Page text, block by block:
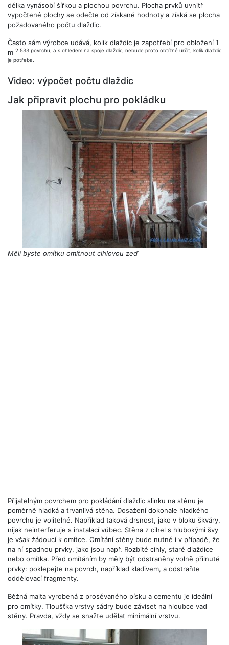
délka vynásobí šířkou a plochou povrchu. Plocha prvků uvnitř
vypočtené plochy se odečte od získané hodnoty a získá se plocha
požadovaného počtu dlaždic.
Často sám výrobce udává, kolik dlaždic je zapotřebí pro obložení 1
m 2 533 povrchu, a s ohledem na spoje dlaždic, nebude proto obtížné určit, kolik dlaždic
je potřeba.
Video: výpočet počtu dlaždic
Jak připravit plochu pro pokládku
Měli byste omítku omítnout cihlovou zeď
Přijatelným povrchem pro pokládání dlaždic slinku na stěnu je
poměrně hladká a trvanlivá stěna. Dosažení dokonale hladkého
povrchu je volitelné. Například taková drsnost, jako v bloku škváry,
nijak neinterferuje s instalací vůbec. Stěna z cihel s hlubokými švy
je však žádoucí k omítce. Omítání stěny bude nutné i v případě, že
na ní spadnou prvky, jako jsou např. Rozbité cihly, staré dlaždice
nebo omítka. Před omítáním by měly být odstraněny volně přilnuté
prvky: poklepejte na povrch, například kladivem, a odstraňte
oddělovací fragmenty.
Běžná malta vyrobená z prosévaného písku a cementu je ideální
pro omítky. Tloušťka vrstvy sádry bude záviset na hloubce vad
stěny. Pravda, vždy se snažte udělat minimální vrstvu.